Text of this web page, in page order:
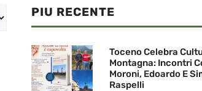
PIU RECENTE
Toceno Celebra
Montagna: Incontri
Moroni, Edoardo E
Raspelli